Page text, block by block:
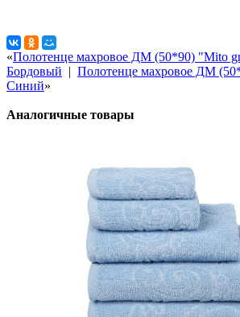
«Полотенце махровое ДМ (50*90) "Mito
Бордовый | Полотенце махровое ДМ
Синий»
Аналогичные товары